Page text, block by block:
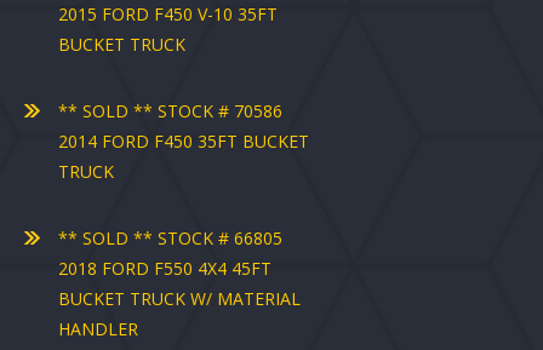
2015 FORD F450 V-10 35FT
BUCKET TRUCK
** SOLD ** STOCK # 70586
2014 FORD F450 35FT BUCKET
TRUCK
** SOLD ** STOCK # 66805
2018 FORD F550 4X4 45FT
BUCKET TRUCK W/ MATERIAL
HANDLER